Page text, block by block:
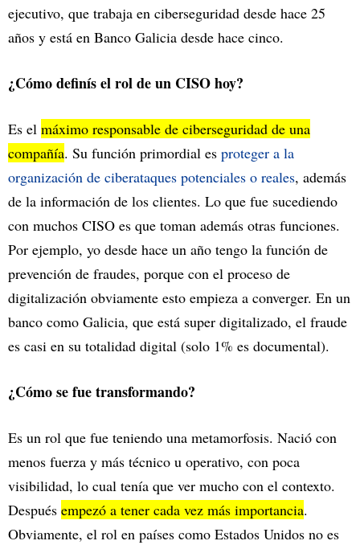
ejecutivo, que trabaja en ciberseguridad desde hace 25
años y está en Banco Galicia desde hace cinco.
¿Cómo definís el rol de un CISO hoy?
Es el máximo responsable de ciberseguridad de una
compañía. Su función primordial es proteger a la
organización de ciberataques potenciales o reales, además
de la información de los clientes. Lo que fue sucediendo
con muchos CISO es que toman además otras funciones.
Por ejemplo, yo desde hace un año tengo la función de
prevención de fraudes, porque con el proceso de
digitalización obviamente esto empieza a converger. En un
banco como Galicia, que está super digitalizado, el fraude
es casi en su totalidad digital (solo 1% es documental).
¿Cómo se fue transformando?
Es un rol que fue teniendo una metamorfosis. Nació con
menos fuerza y más técnico u operativo, con poca
visibilidad, lo cual tenía que ver mucho con el contexto.
Después empezó a tener cada vez más importancia.
Obviamente, el rol en países como Estados Unidos no es